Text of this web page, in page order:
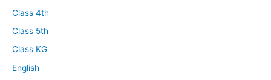
Class 4th
Class 5th
Class KG
English